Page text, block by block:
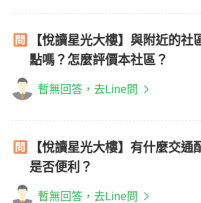
【悅讀星光大樓】與附近的社
點嗎？怎麼評價本社區？
暫無回答，去Line問
【悅讀星光大樓】有什麼交通
是否便利？
暫無回答，去Line問